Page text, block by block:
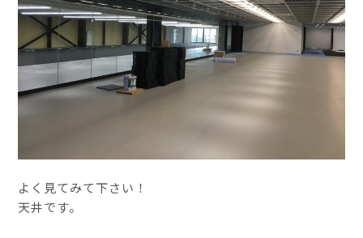
よく見てみて下さい！
天井です。